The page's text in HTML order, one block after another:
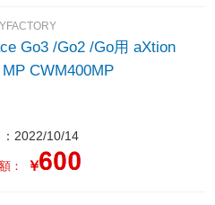
Go3 /Go2 /Go用 aXtion
Edge MP CWM400MP
2022/10/14
： ￥